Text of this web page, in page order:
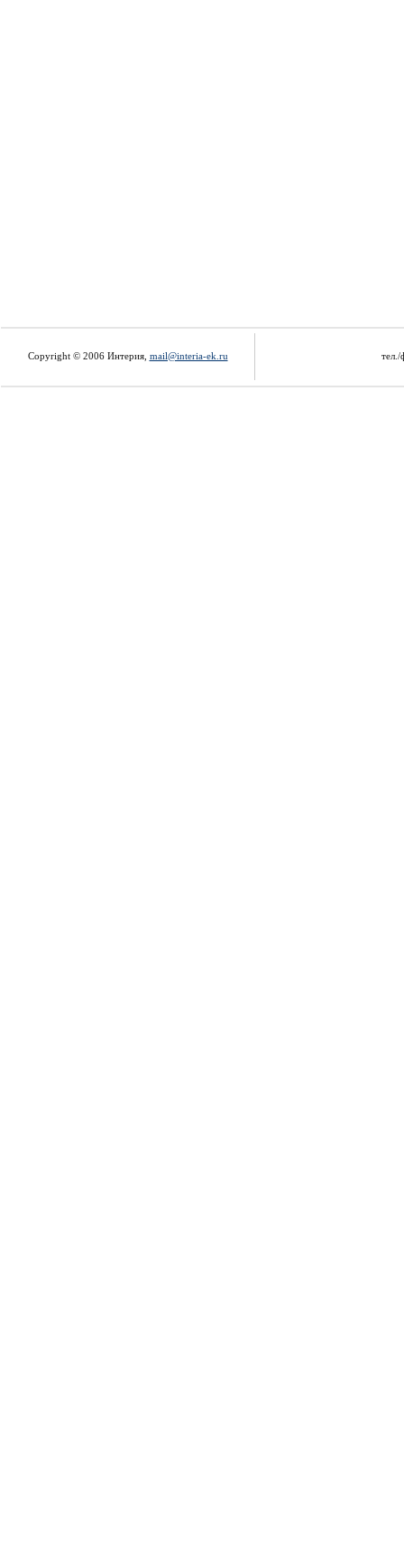
Copyright © 2006 Интерия, mail@interia-ek.ru